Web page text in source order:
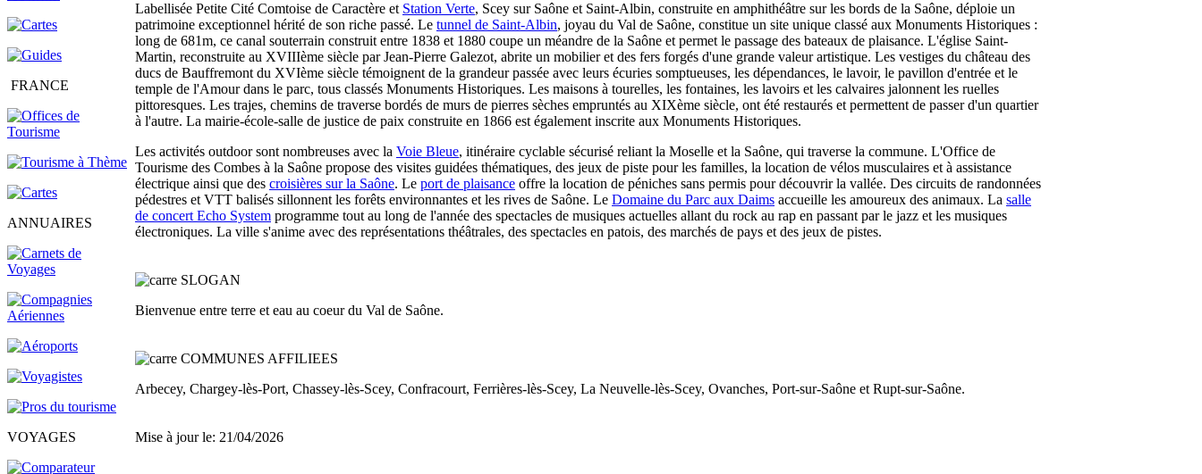
FRANCE
ANNUAIRES
VOYAGES
Labellisée Petite Cité Comtoise de Caractère et Station Verte, Scey sur Saône et Saint-Albin, construite en amphithéâtre sur les bords de la Saône, déploie un
patrimoine exceptionnel hérité de son riche passé. Le tunnel de Saint-Albin, joyau du Val de Saône, constitue un site unique classé aux Monuments Historiques :
long de 681m, ce canal souterrain construit entre 1838 et 1880 coupe un méandre de la Saône et permet le passage des bateaux de plaisance. L'église Saint-
Martin, reconstruite au XVIIIème siècle par Jean-Pierre Galezot, abrite un mobilier et des fers forgés d'une grande valeur artistique. Les vestiges du château des
ducs de Bauffremont du XVIème siècle témoignent de la grandeur passée avec leurs écuries somptueuses, les dépendances, le lavoir, le pavillon d'entrée et le
temple de l'Amour dans le parc, tous classés Monuments Historiques. Les maisons à tourelles, les fontaines, les lavoirs et les calvaires jalonnent les ruelles
pittoresques. Les trajes, chemins de traverse bordés de murs de pierres sèches empruntés au XIXème siècle, ont été restaurés et permettent de passer d'un quartier
à l'autre. La mairie-école-salle de justice de paix construite en 1866 est également inscrite aux Monuments Historiques.
Les activités outdoor sont nombreuses avec la Voie Bleue, itinéraire cyclable sécurisé reliant la Moselle et la Saône, qui traverse la commune. L'Office de
Tourisme des Combes à la Saône propose des visites guidées thématiques, des jeux de piste pour les familles, la location de vélos musculaires et à assistance
électrique ainsi que des croisières sur la Saône. Le port de plaisance offre la location de péniches sans permis pour découvrir la vallée. Des circuits de randonnées
pédestres et VTT balisés sillonnent les forêts environnantes et les rives de Saône. Le Domaine du Parc aux Daims accueille les amoureux des animaux. La salle
de concert Echo System programme tout au long de l'année des spectacles de musiques actuelles allant du rock au rap en passant par le jazz et les musiques
électroniques. La ville s'anime avec des représentations théâtrales, des spectacles en patois, des marchés de pays et des jeux de pistes.
SLOGAN
Bienvenue entre terre et eau au coeur du Val de Saône.
COMMUNES AFFILIEES
Arbecey, Chargey-lès-Port, Chassey-lès-Scey, Confracourt, Ferrières-lès-Scey, La Neuvelle-lès-Scey, Ovanches, Port-sur-Saône et Rupt-sur-Saône.
Mise à jour le: 21/04/2026